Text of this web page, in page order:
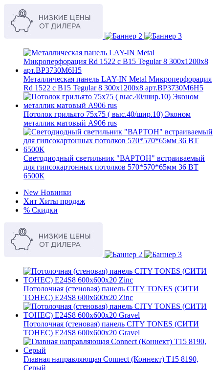
Металлическая панель LAY-IN Metal Микроперфорация
Rd 1522 с В15 Tegular 8 300x1200x8 арт.BP3730M6H5
Потолок грильято 75х75 ( выс.40/шир.10) Эконом
металлик матовый А906 rus
Светодиодный светильник "ВАРТОН" встраиваемый
для гипсокартонных потолков 570*570*65мм 36 ВТ
6500К
New Новинки
Хит Хиты продаж
% Скидки
Потолочная (стеновая) панель CITY TONES (CИТИ
ТОНЕС) E24S8 600x600x20 Zinc
Потолочная (стеновая) панель CITY TONES (CИТИ
ТОНЕС) E24S8 600x600x20 Gravel
Главная направляющая Connect (Коннект) T15 8190,
Серый